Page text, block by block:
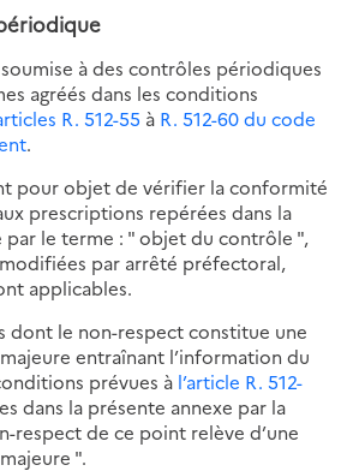
à des contrôles périodiques
agréés dans les conditions
R. 512-55 à R. 512-60 du code
.
pour objet de vérifier la conformité
prescriptions repérées dans la
par le terme : " objet du contrôle ",
par arrêté préfectoral,
applicables.
dont le non-respect constitue une
entraînant l’information du
prévues à l’article R. 512-
dans la présente annexe par la
respect de ce point relève d’une
".